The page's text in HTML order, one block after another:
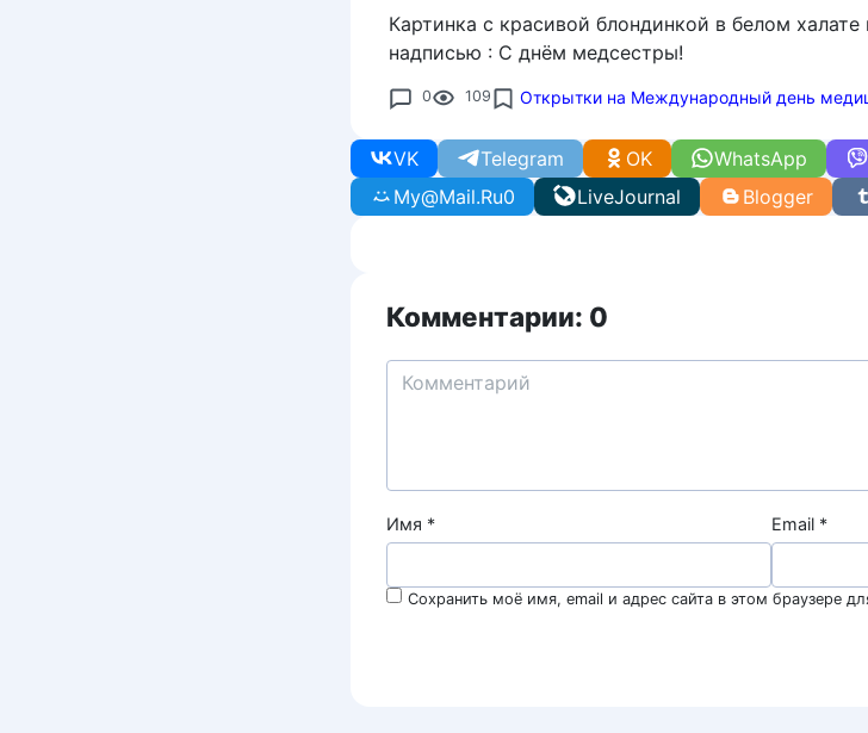
Картинка с красивой блондинкой в белом
надписью : С днём медсестры!
0 109 Открытки на Международный день
WhatsApp
VK Telegram
OK
LiveJournal
My@Mail.Ru0 Blogger
Комментарии: 0
Имя * Email *
Сохранить моё имя, email и адрес сайта в этом браузере